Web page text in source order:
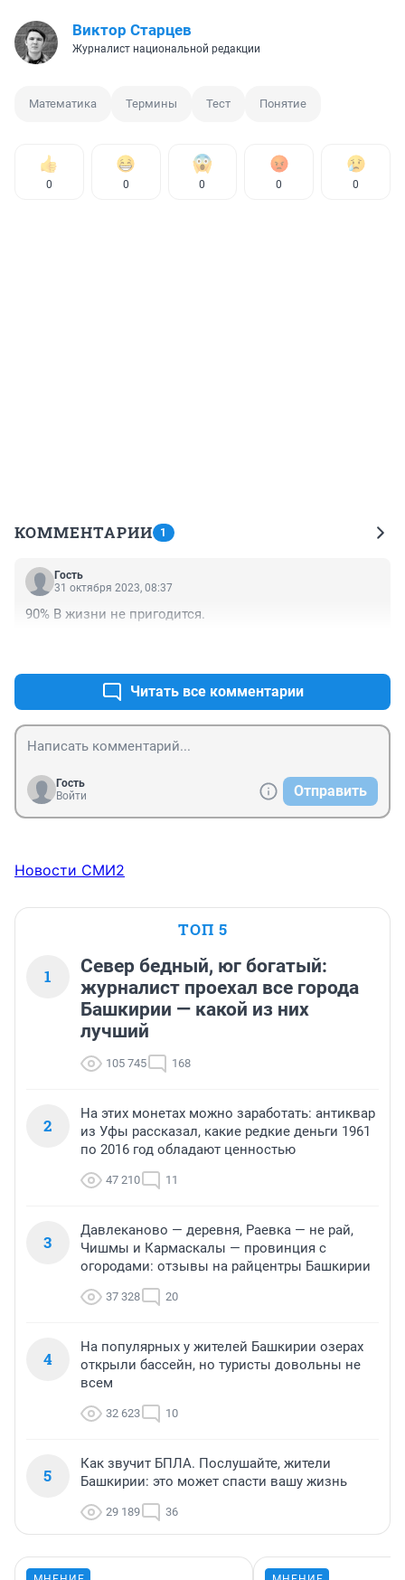
Виктор Старцев
Журналист национальной редакции
Математика Термины Тест Понятие
0 0 0 0 0
КОММЕНТАРИИ 1
Гость
31 октября 2023, 08:37
90% В жизни не пригодится.
Читать все комментарии
Гость
Войти
Отправить
Новости СМИ2
ТОП 5
1
Север бедный, юг богатый:
журналист проехал все города
Башкирии — какой из них
лучший
105 745 168
2
На этих монетах можно заработать: антиквар
из Уфы рассказал, какие редкие деньги 1961
по 2016 год обладают ценностью
47 210 11
3
Давлеканово — деревня, Раевка — не рай,
Чишмы и Кармаскалы — провинция с
огородами: отзывы на райцентры Башкирии
37 328 20
4
На популярных у жителей Башкирии озерах
открыли бассейн, но туристы довольны не
всем
32 623 10
5
Как звучит БПЛА. Послушайте, жители
Башкирии: это может спасти вашу жизнь
29 189 36